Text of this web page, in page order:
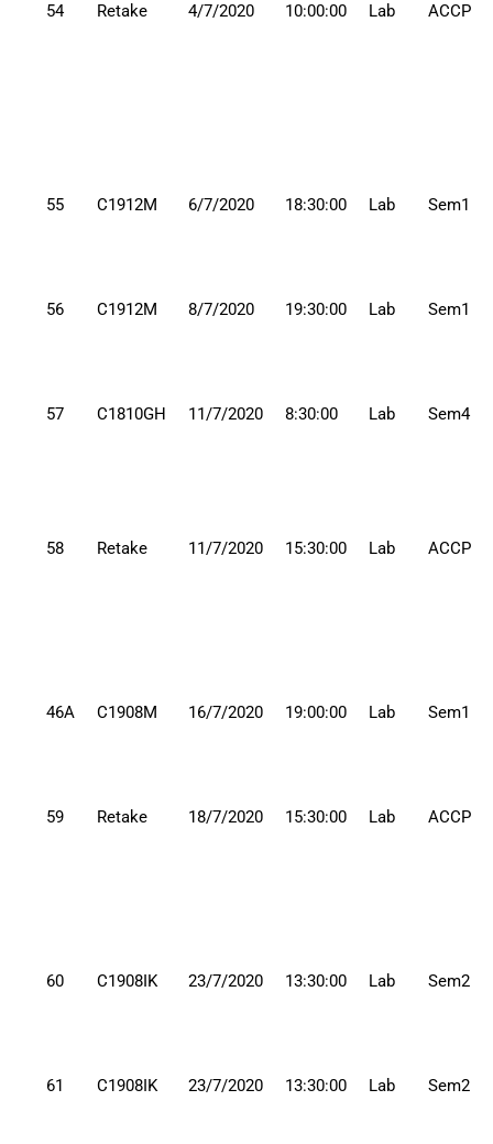
54 Retake 4/7/2020 10:00:00 Lab ACCP
55 C1912M 6/7/2020 18:30:00 Lab Sem1
56 C1912M 8/7/2020 19:30:00 Lab Sem1
57 C1810GH 11/7/2020 8:30:00 Lab Sem4
58 Retake 11/7/2020 15:30:00 Lab ACCP
46A C1908M 16/7/2020 19:00:00 Lab Sem1
59 Retake 18/7/2020 15:30:00 Lab ACCP
60 C1908IK 23/7/2020 13:30:00 Lab Sem2
61 C1908IK 23/7/2020 13:30:00 Lab Sem2